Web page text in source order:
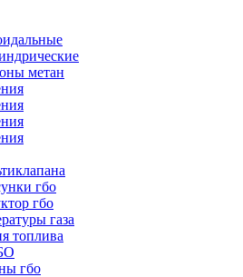
метан
гбо
гбо
газа
топлива
гбо